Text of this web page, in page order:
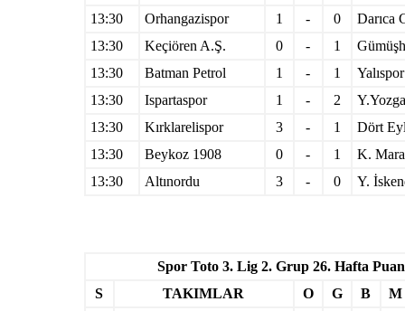
13:30
Orhangazispor 1 - 0
Darıca
13:30
Keçiören A.Ş. 0 - 1
13:30
Batman Petrol 1 - 1
Yalıspor
13:30
Ispartaspor 1 - 2
13:30
Kırklarelispor 3 - 1
Dört
13:30
Beykoz 1908 0 - 1
K.
13:30
Altınordu 3 - 0 Y.
Spor Toto 3. Lig 2. Grup 26. Hafta
S
TAKIMLAR O G B
M